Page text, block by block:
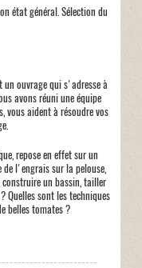
état général. Sélection du
un ouvrage qui s'adresse à
avons réuni une équipe
vous aident à résoudre vos
repose en effet sur un
de l'engrais sur la pelouse,
un bassin, tailler
Quelles sont les techniques
belles tomates ?